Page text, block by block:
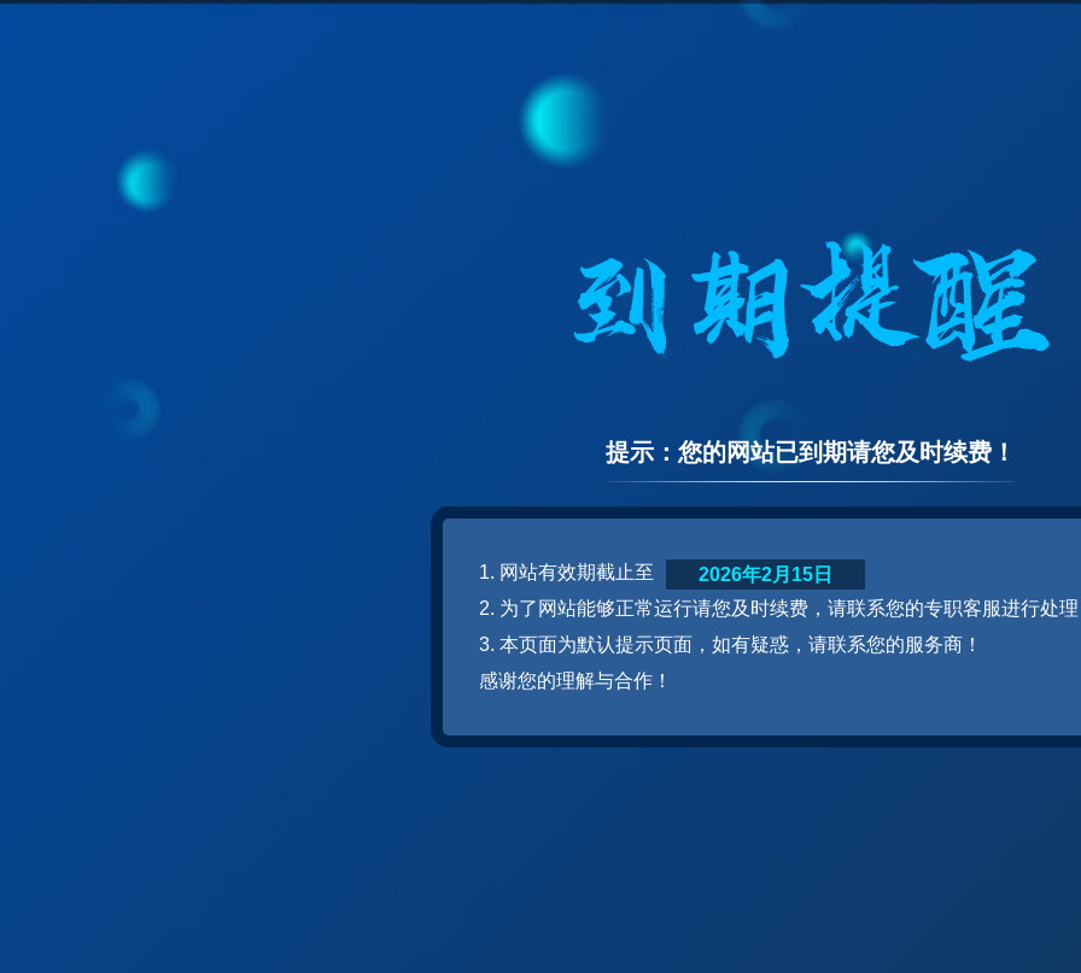
提示：您的网站已到期请您及时续费！
1. 网站有效期截止至
2. 为了网站能够正常运行请您及时续费，请联系您的专职客服进行处
3. 本页面为默认提示页面，如有疑惑，请联系您的服务商！
感谢您的理解与合作！
2026年2月15日